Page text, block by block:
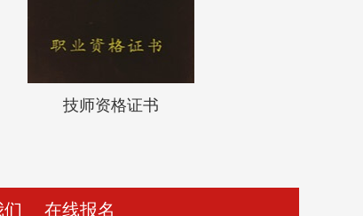
技师资格证书
在线报名